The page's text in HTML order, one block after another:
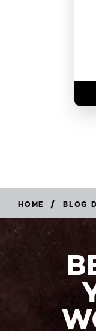
HOME / BLOG